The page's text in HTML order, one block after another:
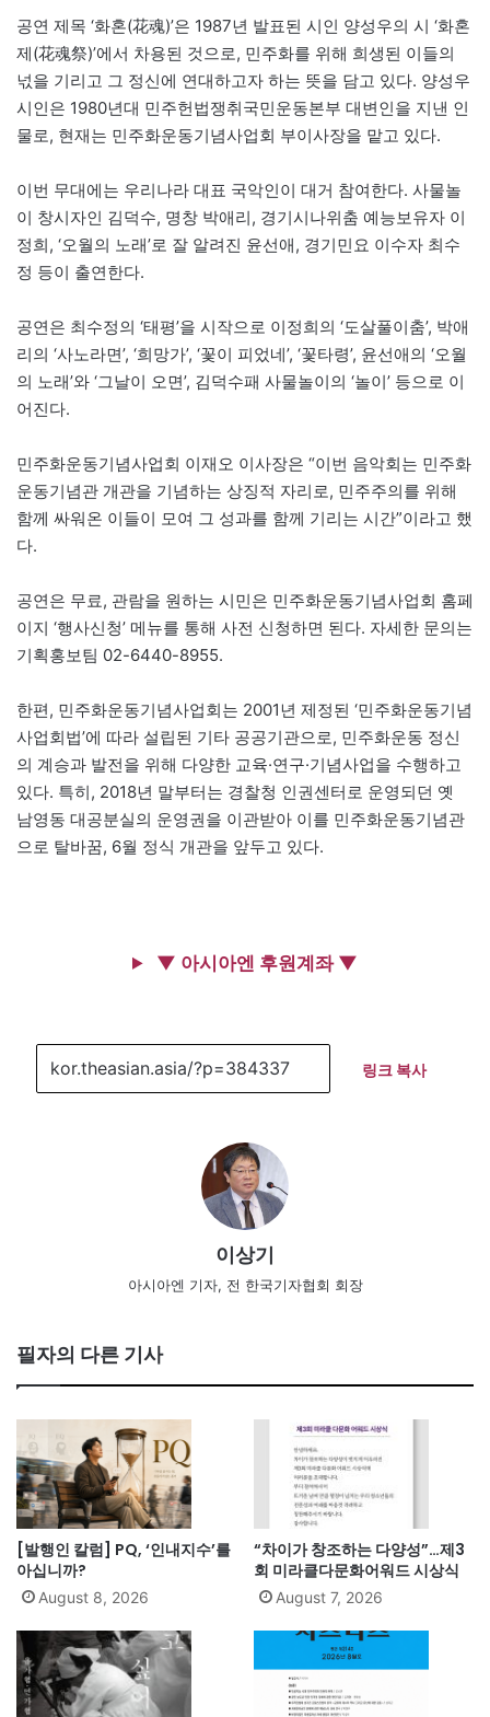
공연 제목 ‘화혼(花魂)’은 1987년 발표된 시인 양성우의 시 ‘화혼
제(花魂祭)’에서 차용된 것으로, 민주화를 위해 희생된 이들의
넋을 기리고 그 정신에 연대하고자 하는 뜻을 담고 있다. 양성우
시인은 1980년대 민주헌법쟁취국민운동본부 대변인을 지낸 인
물로, 현재는 민주화운동기념사업회 부이사장을 맡고 있다.
이번 무대에는 우리나라 대표 국악인이 대거 참여한다. 사물놀
이 창시자인 김덕수, 명창 박애리, 경기시나위춤 예능보유자 이
정희, ‘오월의 노래’로 잘 알려진 윤선애, 경기민요 이수자 최수
정 등이 출연한다.
공연은 최수정의 ‘태평’을 시작으로 이정희의 ‘도살풀이춤’, 박애
리의 ‘사노라면’, ‘희망가’, ‘꽃이 피었네’, ‘꽃타령’, 윤선애의 ‘오월
의 노래’와 ‘그날이 오면’, 김덕수패 사물놀이의 ‘놀이’ 등으로 이
어진다.
민주화운동기념사업회 이재오 이사장은 “이번 음악회는 민주화
운동기념관 개관을 기념하는 상징적 자리로, 민주주의를 위해
함께 싸워온 이들이 모여 그 성과를 함께 기리는 시간”이라고 했
다.
공연은 무료, 관람을 원하는 시민은 민주화운동기념사업회 홈페
이지 ‘행사신청’ 메뉴를 통해 사전 신청하면 된다. 자세한 문의는
기획홍보팀 02-6440-8955.
한편, 민주화운동기념사업회는 2001년 제정된 ‘민주화운동기념
사업회법’에 따라 설립된 기타 공공기관으로, 민주화운동 정신
의 계승과 발전을 위해 다양한 교육·연구·기념사업을 수행하고
있다. 특히, 2018년 말부터는 경찰청 인권센터로 운영되던 옛
남영동 대공분실의 운영권을 이관받아 이를 민주화운동기념관
으로 탈바꿈, 6월 정식 개관을 앞두고 있다.
▼ 아시아엔 후원계좌 ▼
링크 복사
이상기
아시아엔 기자, 전 한국기자협회 회장
필자의 다른 기사
[발행인 칼럼] PQ, ‘인내지수’를
아십니까?
August 8, 2026
“차이가 창조하는 다양성”…제3
회 미라클다문화어워드 시상식
August 7, 2026